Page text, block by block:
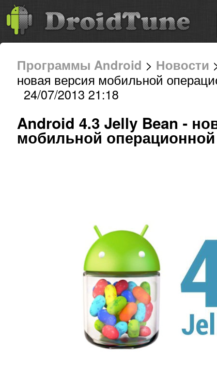
Программы Android > Новости
новая версия мобильной
24/07/2013 21:18
Android 4.3 Jelly Bean -
мобильной